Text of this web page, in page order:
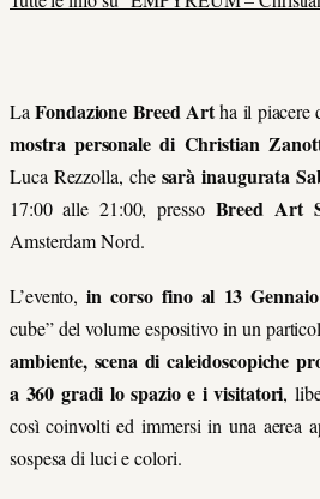
LaFondazione Breed Artha il piacere
mostra personale di Christian
Luca Rezzolla, che sarà inaugurata
17:00 alle 21:00, presso Breed Art
Amsterdam Nord.
L’evento,in corso fino al 13
cube” del volume espositivo in un
ambiente, scena di caleidoscopiche
a 360 gradi lo spazio e i visitatori,
così coinvolti ed immersi in una aerea
sospesa di luci e colori.